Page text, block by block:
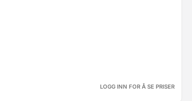
LOGG INN FOR Å SE PRISER